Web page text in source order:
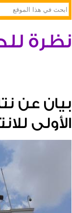
نظرة
بيان عن
الأولى